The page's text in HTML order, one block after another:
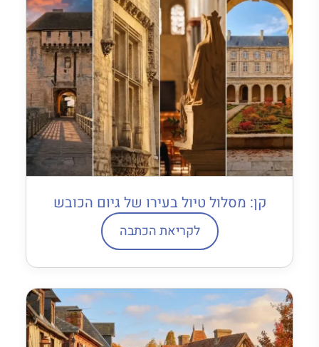
קן: מסלול טיול בעירו של גיום הכובש
לקריאת הכתבה